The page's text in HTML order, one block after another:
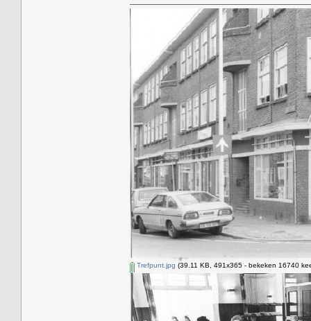
Trefpunt.jpg (39.11 KB, 491x365 - bekeken 16740